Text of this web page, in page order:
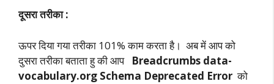
दूसरा तरीका :
ऊपर दिया गया तरीका 101% काम करता है। अब में आप को
दुसरा तरीका बताता हु की आप Breadcrumbs data-
vocabulary.org Schema Deprecated Error को